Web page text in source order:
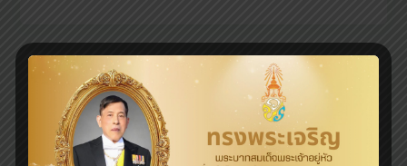
ข่าวประกาศ
ประกาศสำนักงานเกษตรจังหวัดนนทบุรี เรื่อง
ช่องทางอิเล็กทรอนิกส์สำหรับติดต่อสำนักงาน
เกษตรจังหวัดนนทบุรี พ.ศ.2568